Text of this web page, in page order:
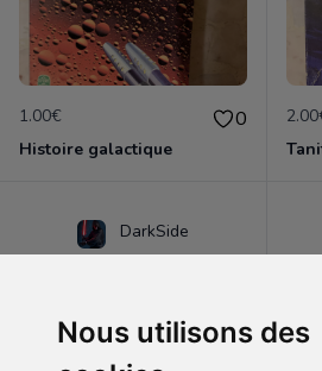
Nous utilisons des
1.00€ 0
Histoire galactique
DarkSide